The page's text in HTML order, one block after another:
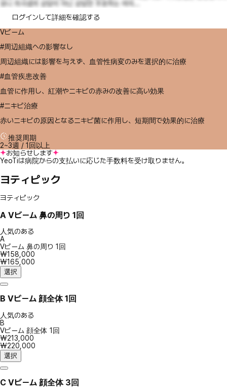
보니 의사샘의 상담이 아닌 상담만 주로하는 여자...
ログインして詳細を確認する
Vビーム
#周辺組織への影響なし
周辺組織には影響を与えず、血管性病変のみを選択的に治療
#血管疾患改善
血管に作用し、紅潮やニキビの赤みの改善に高い効果
#ニキビ治療
赤いニキビの原因となるニキビ菌に作用し、短期間で効果的に治療
推奨周期
2~3週 / 1回以上
お知らせします
YeoTiは病院からの支払いに応じた手数料を受け取りません。
ヨティピック
ヨティピック
A Vビーム 鼻の周り 1回
人気のある
A
Vビーム 鼻の周り 1回
₩158,000
₩165,000
選択
B Vビーム 顔全体 1回
人気のある
B
Vビーム 顔全体 1回
₩213,000
₩220,000
選択
C Vビーム 顔全体 3回